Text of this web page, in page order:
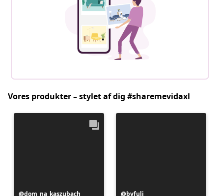
Vores produkter – stylet af dig #sharemevidaxl
Opslag
dom_na_kaszubach
Opslag
byfuli